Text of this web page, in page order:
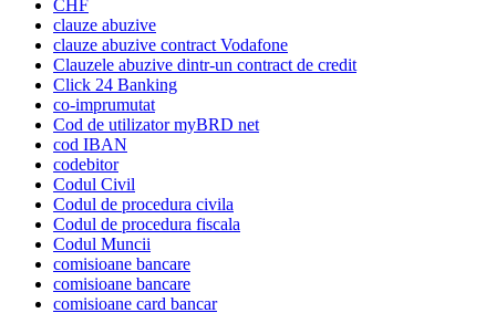
CHF
clauze abuzive
clauze abuzive contract Vodafone
Clauzele abuzive dintr-un contract de credit
Click 24 Banking
co-imprumutat
Cod de utilizator myBRD net
cod IBAN
codebitor
Codul Civil
Codul de procedura civila
Codul de procedura fiscala
Codul Muncii
comisioane bancare
comisioane bancare
comisioane card bancar